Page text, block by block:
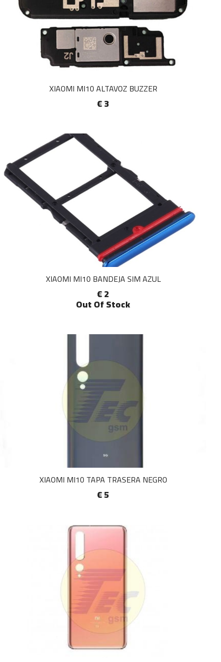
XIAOMI MI10 ALTAVOZ BUZZER
€ 3
XIAOMI MI10 BANDEJA SIM AZUL
€ 2
Out Of Stock
XIAOMI MI10 TAPA TRASERA NEGRO
€ 5